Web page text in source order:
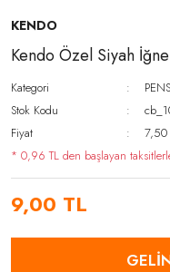
KENDO
Kendo Özel Siyah İğne
Kategori
Stok Kodu
Fiyat
7,50
* 0,96 TL den başlayan
9,00 TL